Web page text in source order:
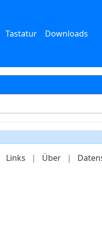
Tastatur Downloads
Links | Über |